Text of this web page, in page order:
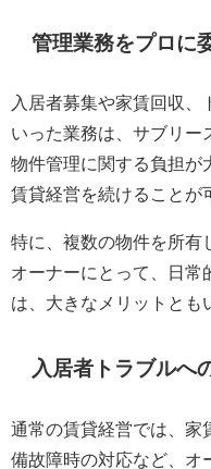
管理業務をプロに
入居者募集や家賃回収、
いった業務は、サブリー
物件管理に関する負担が
賃貸経営を続けることが
特に、複数の物件を所有
オーナーにとって、日常
は、大きなメリットとも
入居者トラブルへ
通常の賃貸経営では、家
備故障時の対応など、オ